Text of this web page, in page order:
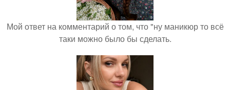
Мой ответ на комментарий о том, что "ну маникюр то всё
таки можно было бы сделать.